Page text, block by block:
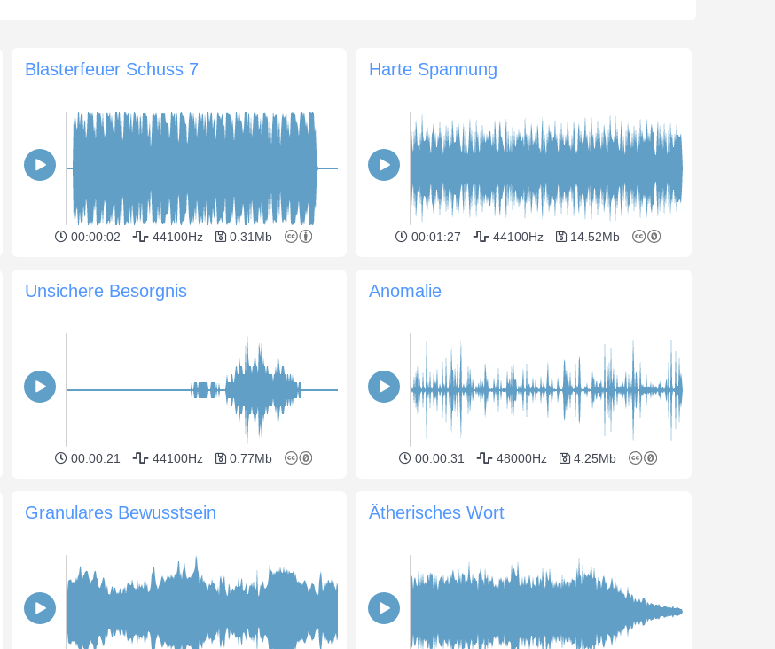
Blasterfeuer Schuss 7
00:00:02 44100Hz 0.31Mb
Harte Spannung
00:01:27 44100Hz 14.52Mb
Unsichere Besorgnis
00:00:21 44100Hz 0.77Mb
Anomalie
00:00:31 48000Hz 4.25Mb
Granulares Bewusstsein Ätherisches Wort